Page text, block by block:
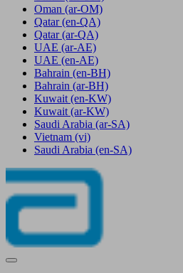
Oman (ar-OM)
Qatar (en-QA)
Qatar (ar-QA)
UAE (ar-AE)
UAE (en-AE)
Bahrain (en-BH)
Bahrain (ar-BH)
Kuwait (en-KW)
Kuwait (ar-KW)
Saudi Arabia (ar-SA)
Vietnam (vi)
Saudi Arabia (en-SA)